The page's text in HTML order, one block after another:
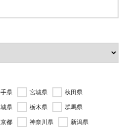
県 宮城県
秋田県
県 栃木県
群馬県
都 神奈川県
新潟県